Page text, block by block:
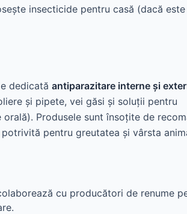
insecticide pentru casă (dacă este
dedicată antiparazitare interne și
și pipete, vei găsi și soluții pentru
Produsele sunt însoțite de
pentru greutatea și vârsta
cu producători de renume